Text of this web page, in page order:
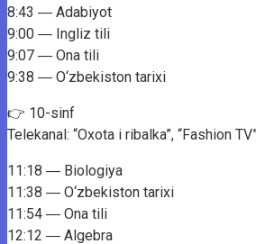
8:43 ― Adabiyot
9:00 ― Ingliz tili
9:07 ― Ona tili
9:38 ― O‘zbekiston tarixi
👉 10-sinf
Telekanal: “Oxota i ribalka”, “Fashion
11:18 ― Biologiya
11:38 ― O‘zbekiston tarixi
11:54 ― Ona tili
12:12 ― Algebra